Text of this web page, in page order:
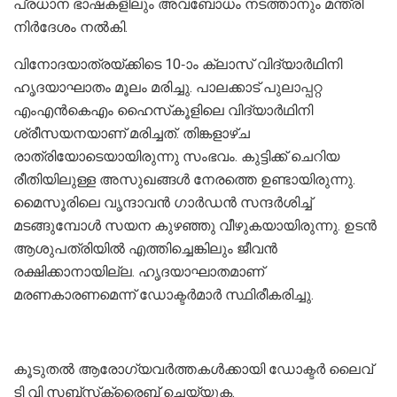
പ്രധാന ഭാഷകളിലും അവബോധം നടത്താനും മന്ത്രി
നിര്‍ദേശം നല്‍കി.
വിനോദയാത്രയ്ക്കിടെ 10-ാം ക്ലാസ് വിദ്യാര്‍ഥിനി
ഹൃദയാഘാതം മൂലം മരിച്ചു. പാലക്കാട് പുലാപ്പറ്റ
എംഎന്‍കെഎം ഹൈസ്‌കൂളിലെ വിദ്യാര്‍ഥിനി
ശ്രീസയനയാണ് മരിച്ചത്. തിങ്കളാഴ്ച
രാത്രിയോടെയായിരുന്നു സംഭവം. കുട്ടിക്ക് ചെറിയ
രീതിയിലുള്ള അസുഖങ്ങള്‍ നേരത്തെ ഉണ്ടായിരുന്നു.
മൈസൂരിലെ വൃന്ദാവന്‍ ഗാര്‍ഡന്‍ സന്ദര്‍ശിച്ച്
മടങ്ങുമ്പോള്‍ സയന കുഴഞ്ഞു വീഴുകയായിരുന്നു. ഉടന്‍
ആശുപത്രിയില്‍ എത്തിച്ചെങ്കിലും ജീവന്‍
രക്ഷിക്കാനായില്ല. ഹൃദയാഘാതമാണ്
മരണകാരണമെന്ന് ഡോക്ടര്‍മാര്‍ സ്ഥിരീകരിച്ചു.
കൂടുതല്‍ ആരോഗ്യവര്‍ത്തകള്‍ക്കായി ഡോക്ടര്‍ ലൈവ്
ടി വി സബ്‌സ്‌ക്രൈബ് ചെയ്യുക.